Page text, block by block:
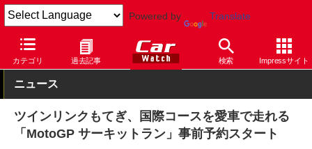
Powered by Translate
カテゴリ 過去記事 検索 Impressサイト
Car Watch モータースポーツ サーキット ツインリンクもてぎ
ニュース
ツインリンクもてぎ、国際コースを愛車で走れる
「MotoGP サーキットラン」事前予約スタート